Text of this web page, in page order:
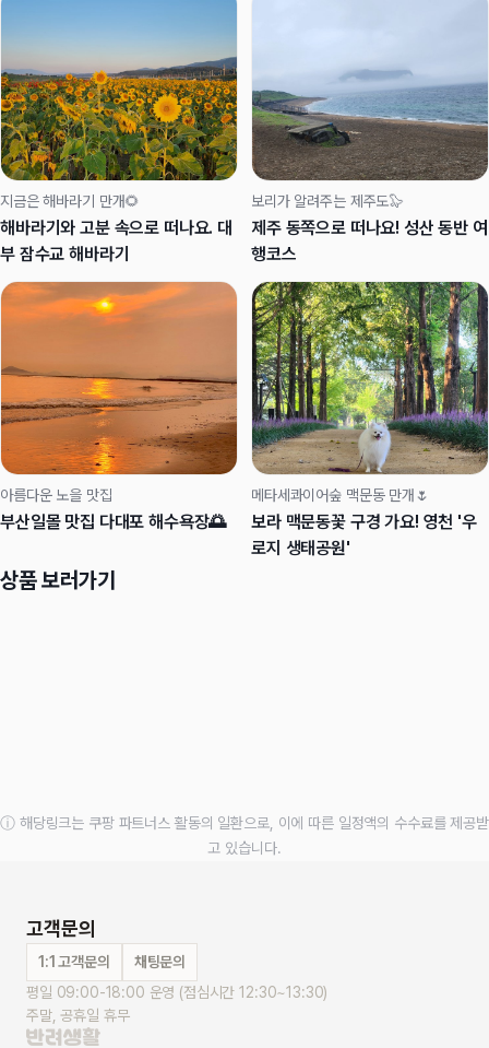
지금은 해바라기 만개🌻
해바라기와 고분 속으로 떠나요. 대
부 잠수교 해바라기
보리가 알려주는 제주도🦭
제주 동쪽으로 떠나요! 성산 동반 여
행코스
아름다운 노을 맛집
부산일몰 맛집 다대포 해수욕장🌅
메타세콰이어숲 맥문동 만개🌷
보라 맥문동꽃 구경 가요! 영천 '우
로지 생태공원'
상품 보러가기
ⓘ 해당링크는 쿠팡 파트너스 활동의 일환으로, 이에 따른 일정액의 수수료를 제공받
고 있습니다.
고객문의
1:1 고객문의
채팅문의
평일 09:00-18:00 운영 (점심시간 12:30~13:30)
주말, 공휴일 휴무